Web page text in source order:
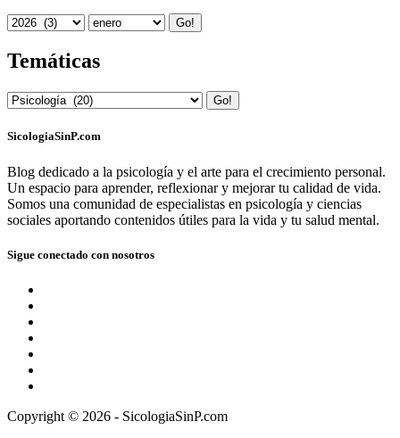
Go!
Temáticas
Go!
SicologiaSinP.com
Blog dedicado a la psicología y el arte para el crecimiento personal.
Un espacio para aprender, reflexionar y mejorar tu calidad de vida.
Somos una comunidad de especialistas en psicología y ciencias
sociales aportando contenidos útiles para la vida y tu salud mental.
Sigue conectado con nosotros
Copyright © 2026 - SicologiaSinP.com